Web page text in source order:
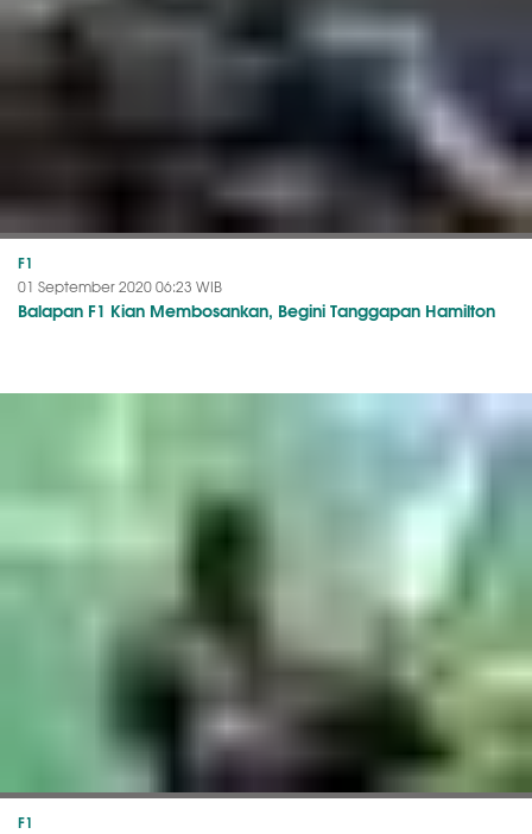
F1
01 September 2020 06:23 WIB
Balapan F1 Kian Membosankan, Begini Tanggapan Hamilton
F1